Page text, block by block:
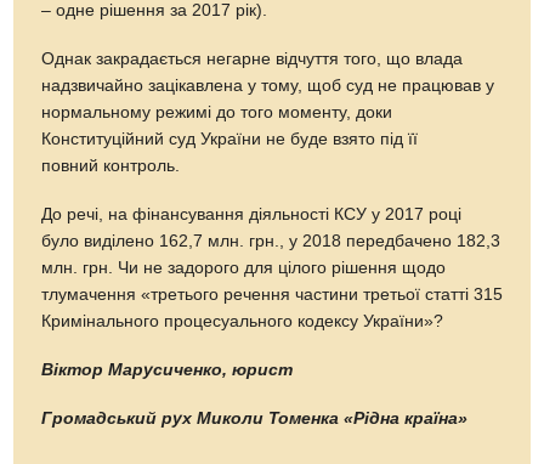
– одне рішення за 2017 рік).
Однак закрадається негарне відчуття того, що влада
надзвичайно зацікавлена у тому, щоб суд не працював у
нормальному режимі до того моменту, доки
Конституційний суд України не буде взято під її
повний контроль.
До речі, на фінансування діяльності КСУ у 2017 році
було виділено 162,7 млн. грн., у 2018 передбачено 182,3
млн. грн. Чи не задорого для цілого рішення щодо
тлумачення «третього речення частини третьої статті 315
Кримінального процесуального кодексу України»?
Віктор Марусиченко, юрист
Громадський рух Миколи Томенка «Рідна країна»